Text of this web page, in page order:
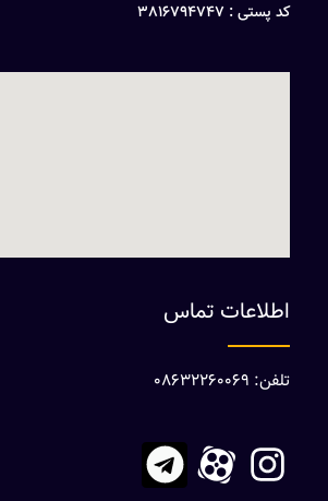
کد پستی : 3816794747
اطلاعات تماس
تلفن: 08632260069